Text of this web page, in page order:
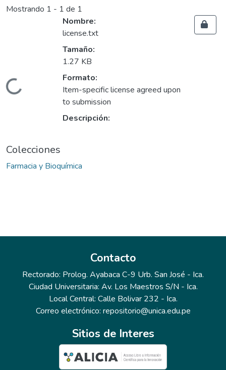
Mostrando 1 - 1 de 1
Nombre:
license.txt
Tamaño:
1.27 KB
Formato:
Item-specific license agreed upon
to submission
Descripción:
Colecciones
Farmacia y Bioquímica
Contacto
Rectorado: Prolog. Ayabaca C-9 Urb. San José - Ica.
Ciudad Universitaria: Av. Los Maestros S/N - Ica.
Local Central: Calle Bolivar 232 - Ica.
Correo electrónico: repositorio@unica.edu.pe
Sitios de Interes